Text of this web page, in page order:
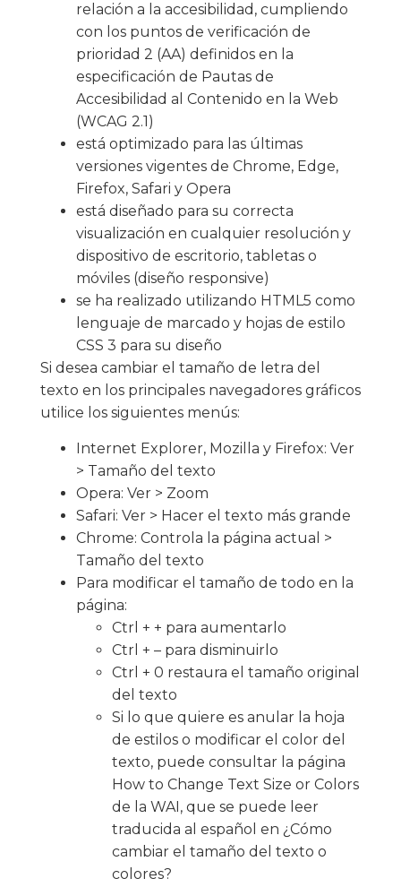
relación a la accesibilidad, cumpliendo
con los puntos de verificación de
prioridad 2 (AA) definidos en la
especificación de Pautas de
Accesibilidad al Contenido en la Web
(WCAG 2.1)
está optimizado para las últimas
versiones vigentes de Chrome, Edge,
Firefox, Safari y Opera
está diseñado para su correcta
visualización en cualquier resolución y
dispositivo de escritorio, tabletas o
móviles (diseño responsive)
se ha realizado utilizando HTML5 como
lenguaje de marcado y hojas de estilo
CSS 3 para su diseño
Si desea cambiar el tamaño de letra del
texto en los principales navegadores gráficos
utilice los siguientes menús:
Internet Explorer, Mozilla y Firefox: Ver
> Tamaño del texto
Opera: Ver > Zoom
Safari: Ver > Hacer el texto más grande
Chrome: Controla la página actual >
Tamaño del texto
Para modificar el tamaño de todo en la
página:
Ctrl + + para aumentarlo
Ctrl + – para disminuirlo
Ctrl + 0 restaura el tamaño original
del texto
Si lo que quiere es anular la hoja
de estilos o modificar el color del
texto, puede consultar la página
How to Change Text Size or Colors
de la WAI, que se puede leer
traducida al español en ¿Cómo
cambiar el tamaño del texto o
colores?